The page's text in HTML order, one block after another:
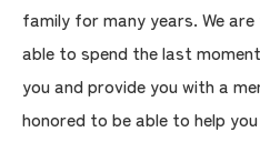
family for many years. We
able to spend the last
you and provide you with a
honored to be able to help